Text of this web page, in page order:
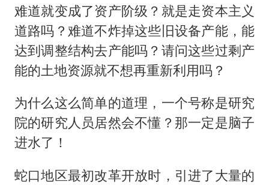
难道就变成了资产阶级？就是走资本主义
道路吗？难道不炸掉这些旧设备产能，能
达到调整结构去产能吗？请问这些过剩产
能的土地资源就不想再重新利用吗？
为什么这么简单的道理，一个号称是研究
院的研究人员居然会不懂？那一定是脑子
进水了！
蛇口地区最初改革开放时，引进了大量的